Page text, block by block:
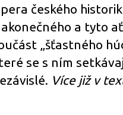
českého
a tyto
„šťastného
se s ním
Více již v